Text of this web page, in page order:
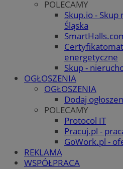
POLECAMY
Skup.io -
Śląska
energetyczne
Skup -
OGŁOSZENIA
OGŁOSZENIA
Dodaj
POLECAMY
Protocol IT
Pracuj.pl -
GoWork.pl -
REKLAMA
WSPÓŁPRACA